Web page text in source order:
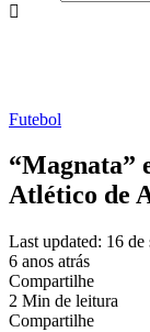
Futebol
“Magnata”
Atlético de
Last updated: 16
6 anos atrás
Compartilhe
2 Min de leitura
Compartilhe